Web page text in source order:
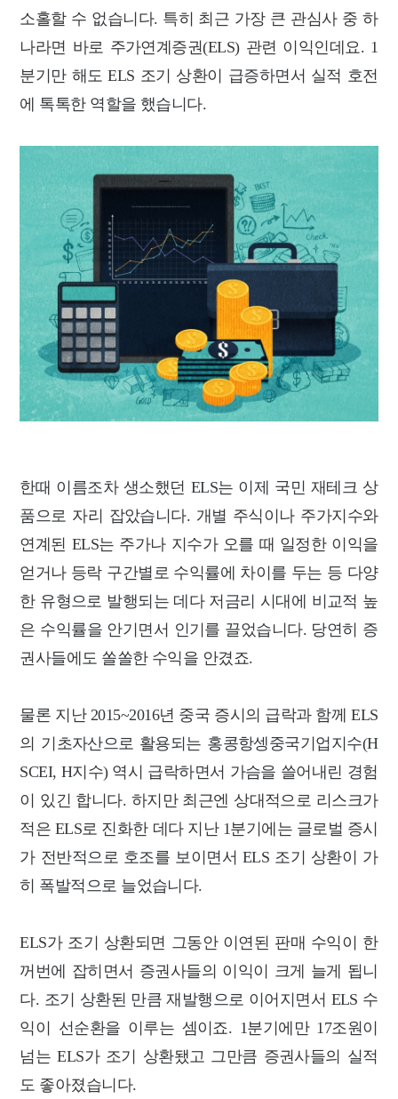
소홀할 수 없습니다. 특히 최근 가장 큰 관심사 중 하
나라면 바로 주가연계증권(ELS) 관련 이익인데 요. 1
분기만 해도 ELS 조기 상환이 급증하면서 실적 호전
에 톡톡한 역할을 했습니다.
한때 이름조차 생소했던 ELS는 이제 국민 재테크 상
품으로 자리 잡았습니다. 개별 주식이나 주가지수와
연계된 ELS는 주가나 지수가 오를 때 일정한 이익을
얻거나 등락 구간별로 수익률에 차이를 두는 등 다양
한 유형으로 발행되는 데다 저금리 시대에 비교적 높
은 수익률을 안기면서 인기를 끌었습니다. 당연히 증
권사들에도 쏠쏠한 수익을 안겼죠.
물론 지난 2015~2016년 중국 증시의 급락과 함께 ELS
의 기초자산으로 활용되는 홍콩항셍중국기 업지수(H
SCEI, H지수) 역시 급락하면서 가슴을 쓸어내린 경험
이 있긴 합니다. 하지만 최근엔 상대적으로 리스크가
적은 ELS로 진화한 데다 지난 1분기에는 글로벌 증시
가 전반적으로 호조를 보이면서 ELS 조기 상환이 가
히 폭발적으로 늘었습니다.
ELS가 조기 상환되면 그동안 이연된 판매 수익이 한
꺼번에 잡히면서 증권사들의 이익이 크게 늘게 됩니
다. 조기 상환된 만큼 재발행으로 이어지면서 ELS 수
익이 선순환을 이루는 셈이죠. 1분기에만 17조원이
넘는 ELS가 조기 상환됐고 그만큼 증권사들의 실적
도 좋아졌습니다.